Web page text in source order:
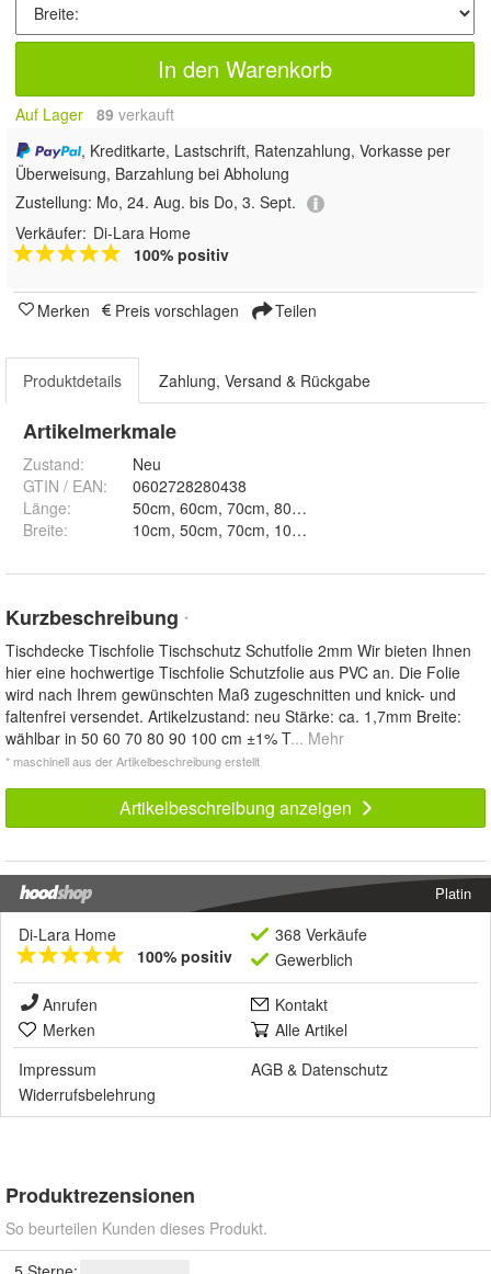
In den Warenkorb
Auf Lager 89 verkauft
, Kreditkarte, Lastschrift, Ratenzahlung, Vorkasse per
Überweisung, Barzahlung bei Abholung
Zustellung: Mo, 24. Aug. bis Do, 3. Sept.
Verkäufer: Di-Lara Home
100% positiv
Merken Preis vorschlagen Teilen
Produktdetails Zahlung, Versand & Rückgabe
Artikelmerkmale
Zustand:
Neu
GTIN / EAN:
0602728280438
Länge:
Breite:
Kurzbeschreibung *
Tischdecke Tischfolie Tischschutz Schutfolie 2mm Wir bieten Ihnen
hier eine hochwertige Tischfolie Schutzfolie aus PVC an. Die Folie
wird nach Ihrem gewünschten Maß zugeschnitten und knick- und
faltenfrei versendet. Artikelzustand: neu Stärke: ca. 1,7mm Breite:
wählbar in 50 60 70 80 90 100 cm ±1% T... Mehr
* maschinell aus der Artikelbeschreibung erstellt
Artikelbeschreibung anzeigen
Platin
Di-Lara Home
100% positiv
368 Verkäufe
Gewerblich
Anrufen
Kontakt
Merken
Alle Artikel
Impressum
AGB & Datenschutz
Widerrufsbelehrung
Produktrezensionen
So beurteilen Kunden dieses Produkt.